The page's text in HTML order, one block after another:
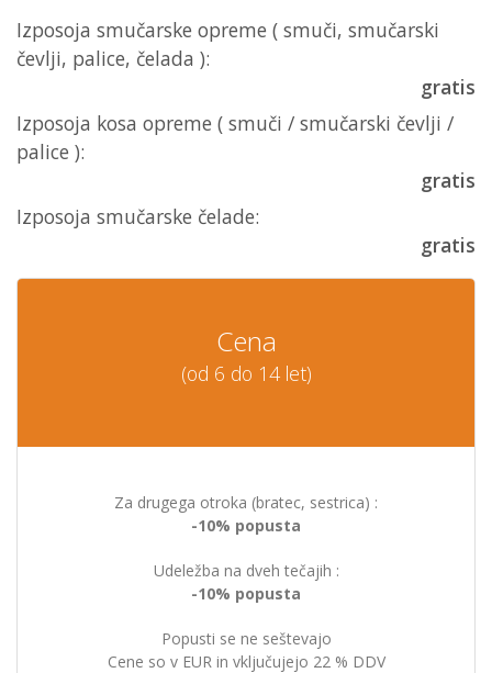
Izposoja smučarske opreme ( smuči, smučarski
čevlji, palice, čelada ):
gratis
Izposoja kosa opreme ( smuči / smučarski čevlji /
palice ):
gratis
Izposoja smučarske čelade:
gratis
Cena
(od 6 do 14 let)
Za drugega otroka (bratec, sestrica) :
-10% popusta
Udeležba na dveh tečajih :
-10% popusta
Popusti se ne seštevajo
Cene so v EUR in vključujejo 22 % DDV